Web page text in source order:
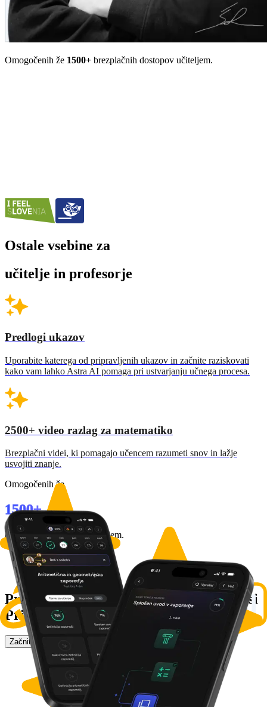
Omogočenih že 1500+ brezplačnih dostopov učiteljem.
Ostale vsebine za
učitelje in profesorje
Predlogi ukazov
Uporabite katerega od pripravljenih ukazov in začnite raziskovati
kako vam lahko Astra AI pomaga pri ustvarjanju učnega procesa.
2500+ video razlag za matematiko
Brezplačni videi, ki pomagajo učencem razumeti snov in lažje
usvojiti znanje.
Omogočenih že
1500+
brezplačnih dostopov učiteljem.
Prilagojen učni plan samo zate. Preizkusi
Pripravo na test!
Začnite z brezplačnim dostopom